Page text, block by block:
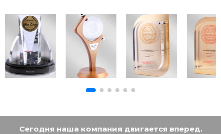
Сегодня наша компания двигается вперед.